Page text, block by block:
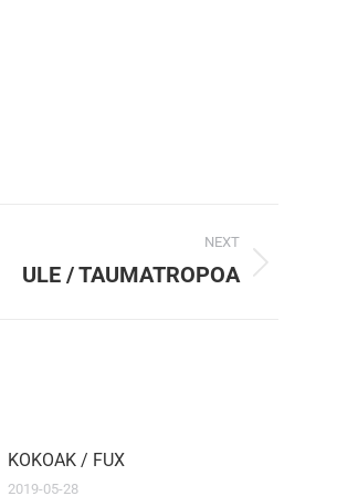
NEXT
ULE / TAUMATROPOA
KOKOAK / FUX
2019-05-28